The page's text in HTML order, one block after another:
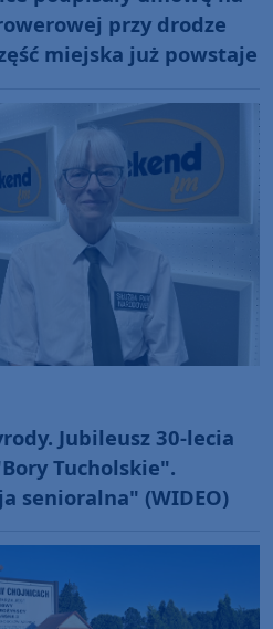
przy drodze
miejska już powstaje
Jubileusz 30-lecia
Tucholskie".
senioralna" (WIDEO)